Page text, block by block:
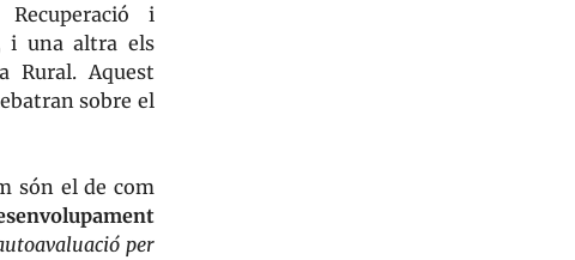
i
i una altra els
Rural. Aquest
sobre el
són el de com
per